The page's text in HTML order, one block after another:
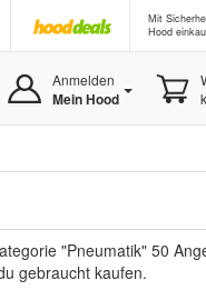
Mit
Hood
Anmelden
Mein Hood
"Pneumatik" 50
gebraucht kaufen.